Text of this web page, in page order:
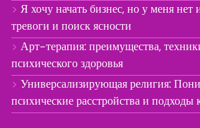
Я хочу начать бизнес, но у меня нет
тревоги и поиск ясности
Арт-терапия: преимущества,
психического здоровья
Универсализирующая религия:
психические расстройства и подходы